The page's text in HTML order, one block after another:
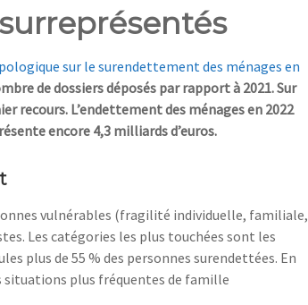
sur le surendettement des ménages en
de dossiers déposés par rapport à 2021. Sur
recours. L’endettement des ménages en 2022
encore 4,3 milliards d’euros.
vulnérables (fragilité individuelle, familiale,
Les catégories les plus touchées sont les
plus de 55 % des personnes surendettées. En
situations plus fréquentes de famille